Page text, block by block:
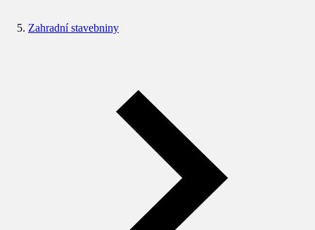
Zahradní stavebniny